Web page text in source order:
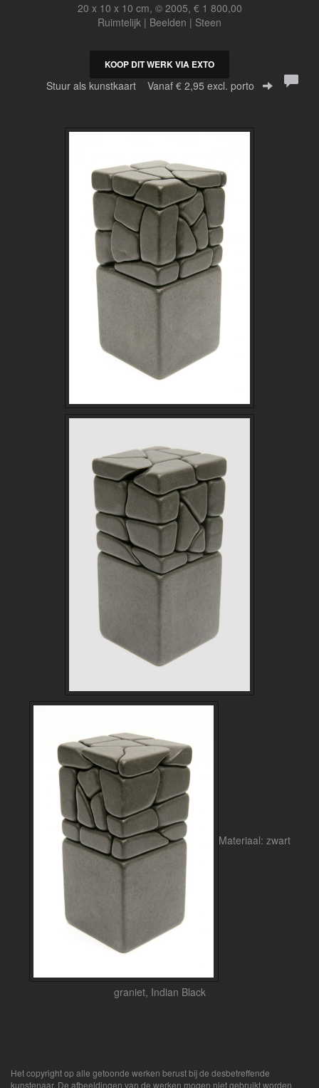
20 x 10 x 10 cm, © 2005, € 1 800,00
Ruimtelijk | Beelden | Steen
KOOP DIT WERK VIA EXTO
Stuur als kunstkaart Vanaf € 2,95 excl. porto
Materiaal: zwart
graniet, Indian Black
Het copyright op alle getoonde werken berust bij de desbetreffende
kunstenaar. De afbeeldingen van de werken mogen niet gebruikt worden